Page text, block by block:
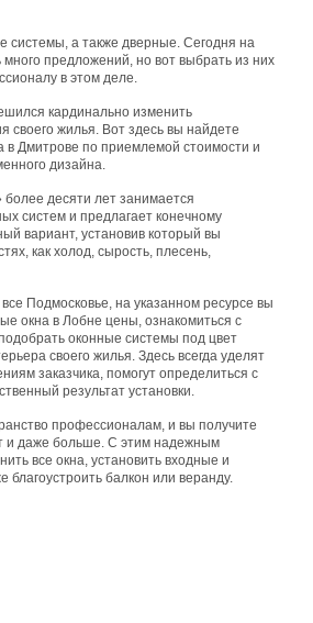
системы, а также дверные. Сегодня на
предложений, но вот выбрать из них
в этом деле.
кардинально изменить
своего жилья. Вот здесь вы найдете
в Дмитрове по приемлемой стоимости и
дизайна.
десяти лет занимается
систем и предлагает конечному
вариант, установив который вы
как холод, сырость, плесень,
Подмосковье, на указанном ресурсе вы
окна в Лобне цены, ознакомиться с
оконные системы под цвет
своего жилья. Здесь всегда уделят
заказчика, помогут определиться с
результат установки.
профессионалам, и вы получите
и даже больше. С этим надежным
все окна, установить входные и
балкон или веранду.